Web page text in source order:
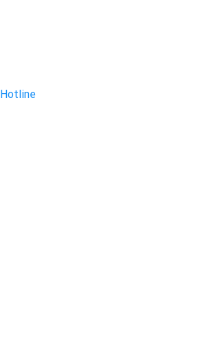
Hotline